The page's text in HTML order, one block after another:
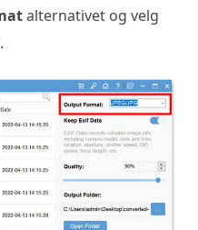
alternativet og velg